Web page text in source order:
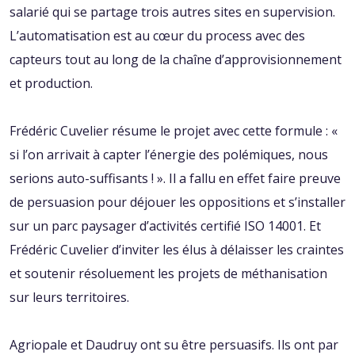
salarié qui se partage trois autres sites en supervision.
L’automatisation est au cœur du process avec des
capteurs tout au long de la chaîne d’approvisionnement
et production.
Frédéric Cuvelier résume le projet avec cette formule : «
si l’on arrivait à capter l’énergie des polémiques, nous
serions auto-suffisants ! ». Il a fallu en effet faire preuve
de persuasion pour déjouer les oppositions et s’installer
sur un parc paysager d’activités certifié ISO 14001. Et
Frédéric Cuvelier d’inviter les élus à délaisser les craintes
et soutenir résoluement les projets de méthanisation
sur leurs territoires.
Agriopale et Daudruy ont su être persuasifs. Ils ont par